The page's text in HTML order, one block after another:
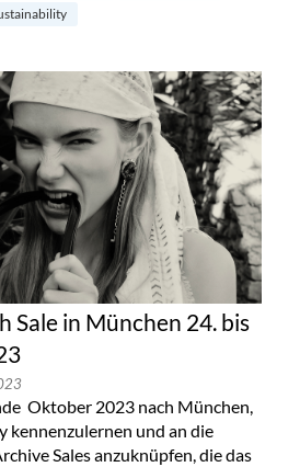
Sale in München 24. bis
Oktober 2023 nach München,
kennenzulernen und an die
Sales anzuknüpfen, die das